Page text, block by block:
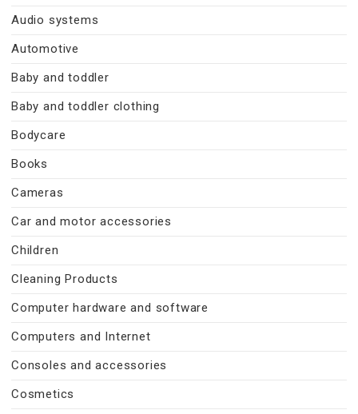
Audio systems
Automotive
Baby and toddler
Baby and toddler clothing
Bodycare
Books
Cameras
Car and motor accessories
Children
Cleaning Products
Computer hardware and software
Computers and Internet
Consoles and accessories
Cosmetics